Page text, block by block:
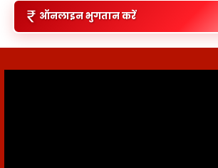
ऑनलाइन भुगतान करें